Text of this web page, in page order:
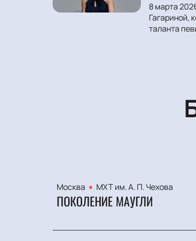
8 марта
Гагариной,
таланта
Москва МХТ им. А. П. Чехова
ПОКОЛЕНИЕ МАУГЛИ